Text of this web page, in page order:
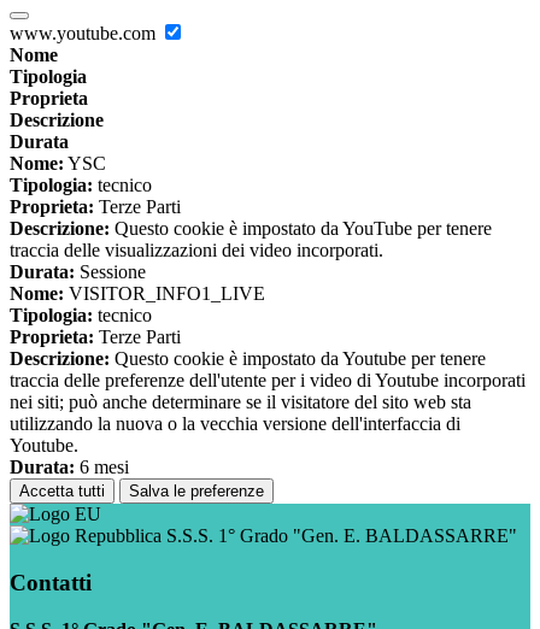
www.youtube.com
Nome
Tipologia
Proprieta
Descrizione
Durata
Nome: YSC
Tipologia: tecnico
Proprieta: Terze Parti
Descrizione: Questo cookie è impostato da YouTube per tenere
traccia delle visualizzazioni dei video incorporati.
Durata: Sessione
Nome: VISITOR_INFO1_LIVE
Tipologia: tecnico
Proprieta: Terze Parti
Descrizione: Questo cookie è impostato da Youtube per tenere
traccia delle preferenze dell'utente per i video di Youtube incorporati
nei siti; può anche determinare se il visitatore del sito web sta
utilizzando la nuova o la vecchia versione dell'interfaccia di
Youtube.
Durata: 6 mesi
Accetta tutti Salva le preferenze
S.S.S. 1° Grado "Gen. E. BALDASSARRE"
Contatti